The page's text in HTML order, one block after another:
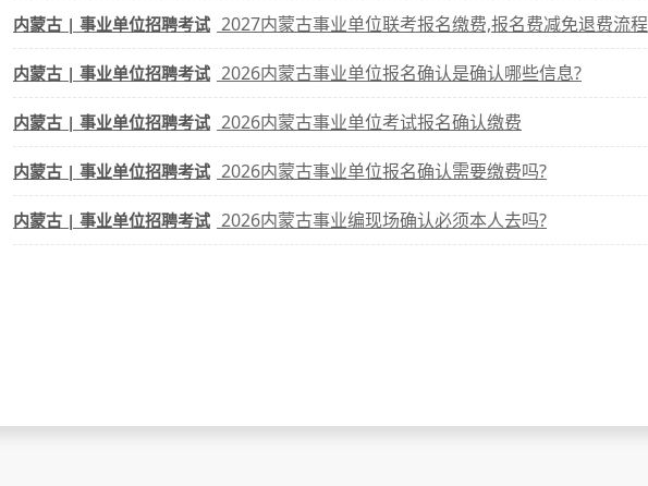
内蒙古 | 事业单位招聘考试 2027内蒙古事业单位联考报名缴费,报名费减免退费流程
内蒙古 | 事业单位招聘考试 2026内蒙古事业单位报名确认是确认哪些信息?
内蒙古 | 事业单位招聘考试 2026内蒙古事业单位考试报名确认缴费
内蒙古 | 事业单位招聘考试 2026内蒙古事业单位报名确认需要缴费吗?
内蒙古 | 事业单位招聘考试 2026内蒙古事业编现场确认必须本人去吗?